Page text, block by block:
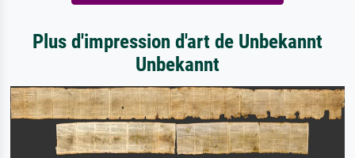
Plus d'impression d'art de Unbekannt
Unbekannt